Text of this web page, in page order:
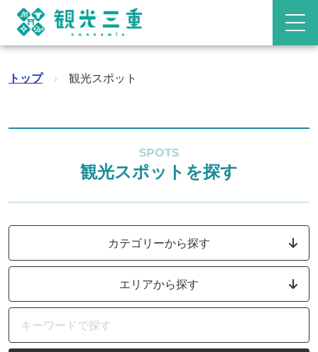
トップ › 観光スポット
SPOTS
観光スポットを探す
カテゴリーから探す
エリアから探す